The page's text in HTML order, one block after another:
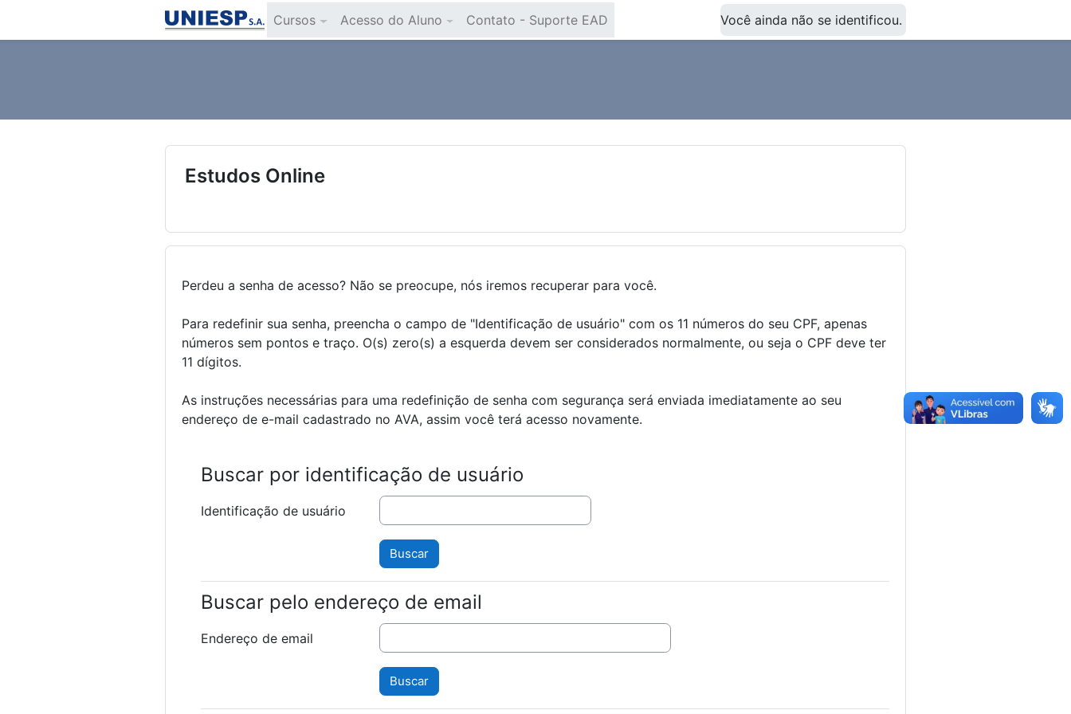
Ir para o conteúdo principal
Cursos Acesso do Aluno Contato - Suporte EAD Você ainda não se identificou.
Estudos Online
Perdeu a senha de acesso? Não se preocupe, nós iremos recuperar para você.
Para redefinir sua senha, preencha o campo de "Identificação de usuário" com os 11 números do seu CPF, apenas
números sem pontos e traço. O(s) zero(s) a esquerda devem ser considerados normalmente, ou seja o CPF deve ter
11 dígitos.
As instruções necessárias para uma redefinição de senha com segurança será enviada imediatamente ao seu
endereço de e-mail cadastrado no AVA, assim você terá acesso novamente.
Buscar por identificação de usuário
Identificação de usuário
Buscar pelo endereço de email
Endereço de email